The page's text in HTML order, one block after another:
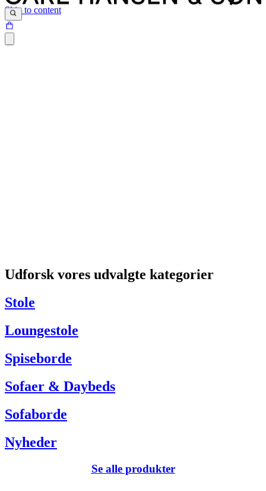
Skip to content
Har du brug for hjælp så kontakt venligst kundeservice via:
Tel +45 63 13 26 72
Udforsk vores udvalgte kategorier
Stole
Loungestole
Spiseborde
Sofaer & Daybeds
Sofaborde
Nyheder
Se alle produkter